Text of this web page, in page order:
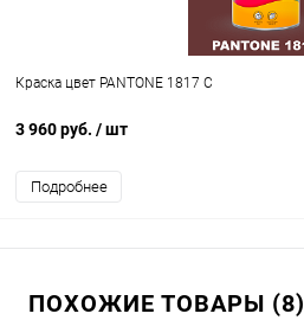
Краска цвет PANTONE 1817 C
3 960 руб. / шт
Подробнее
ПОХОЖИЕ ТОВАРЫ (8)